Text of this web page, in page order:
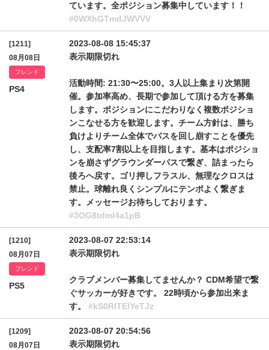
ています。全ポジション募集中しています！！
#0WXhGTmdJWVVV
[1211]
08月08日
フレンド
PS4
2023-08-08 15:45:37
表示期限切れ
活動時間: 21:30〜25:00。3人以上集まり次第開
催。参加率高め、長期で参加して頂ける方を募集
します。ポジションにこだわりなく複数ポジショ
ンこなせる方を歓迎します。チーム方針は、勝ち
負けよりチーム全体でパスを回し崩すことを優先
し、支配率7割以上を目指します。基本はポジショ
ンを崩さずグラウンダーパスで繋ぎ、詰まったら
後ろへ戻す。ゴリ押しフラスル、無理なクロスは
禁止。球離れ良くシンプルにテンポよく繋ぎま
す。メッセージお待ちしております。
#3OG8tdmI4a1pB
[1210]
08月07日
フレンド
PS5
2023-08-07 22:53:14
表示期限切れ
クラブメンバー募集してませんか？ CDM希望で繋
ぐサッカーが好きです。 22時頃から参加出来ま
す。 #kS0RlTElYeTJz
[1209]
08月07日
2023-08-07 20:54:56
表示期限切れ